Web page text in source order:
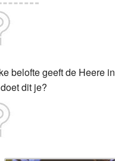
belofte geeft de Heere in
dit je?